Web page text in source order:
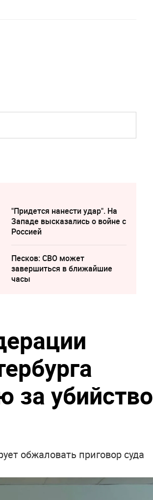
"Придется нанести удар". На
Западе высказались о войне с
Россией
Песков: СВО может
завершиться в ближайшие
часы
за убийство
обжаловать приговор суда